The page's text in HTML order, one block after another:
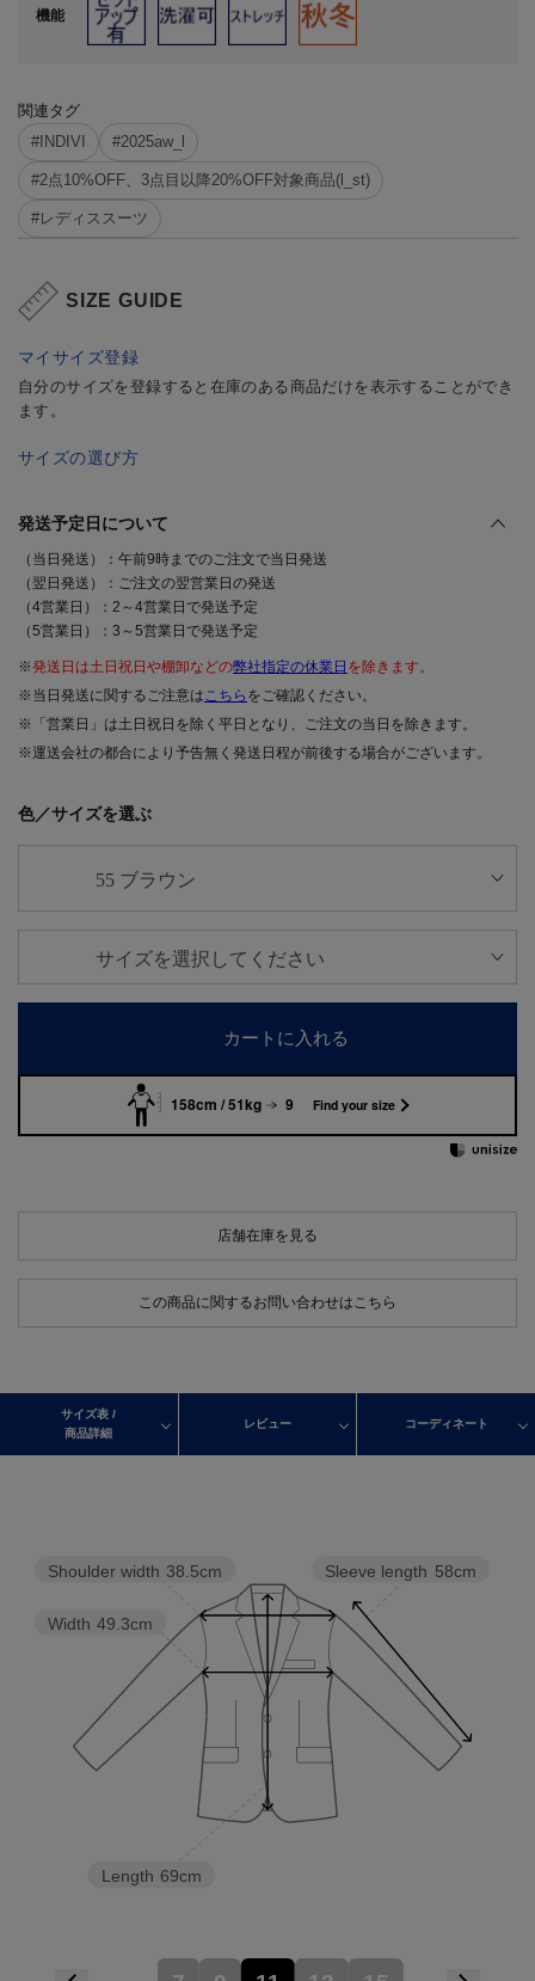
機能
関連タグ
#INDIVI
#2025aw_l
#2点10%OFF、3点目以降20%OFF対象商品(l_st)
#レディススーツ
SIZE GUIDE
マイサイズ登録
自分のサイズを登録すると在庫のある商品だけを表示することができ
ます。
サイズの選び方
発送予定日について
（当日発送）：午前9時までのご注文で当日発送
（翌日発送）：ご注文の翌営業日の発送
（4営業日）：2～4営業日で発送予定
（5営業日）：3～5営業日で発送予定
※発送日は土日祝日や棚卸などの弊社指定の休業日 を除きます。
※当日発送に関するご注意はこちら をご確認ください。
※「営業日」は土日祝日を除く平日となり、ご注文の当日を除きます。
※運送会社の都合により予告無く発送日程が前後する場合がございます。
色／サイズを選ぶ
カートに入れる
158cm / 51kg 9 Find your size
店舗在庫を見る
この商品に関するお問い合わせはこちら
サイズ表 /
商品詳細
レビュー コーディネート
Sleeve length 58cm
Length 69cm
Width 49.3cm
Shoulder width 38.5cm